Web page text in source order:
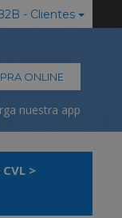
acceso B2B - Clientes
ONLINE
nuestra app
CVL >